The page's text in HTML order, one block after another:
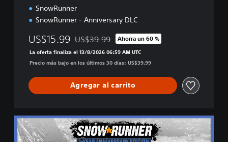
SnowRunner
SnowRunner - Anniversary DLC
US$15.99 Rebajado del precio original de US$39.99
US$39.99 Ahorra un 60 %
La oferta finaliza el 13/8/2026 06:59 AM UTC
Precio más bajo en los últimos 30 días: US$39.99
Agregar al carrito